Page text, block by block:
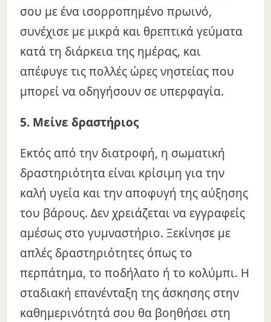
σου με ένα ισορροπημένο πρωινό,
συνέχισε με μικρά και θρεπτικά γεύματα
κατά τη διάρκεια της ημέρας, και
απέφυγε τις πολλές ώρες νηστείας που
μπορεί να οδηγήσουν σε υπερφαγία.
5. Μείνε δραστήριος
Εκτός από την διατροφή, η σωματική
δραστηριότητα είναι κρίσιμη για την
καλή υγεία και την αποφυγή της αύξησης
του βάρους. Δεν χρειάζεται να εγγραφείς
αμέσως στο γυμναστήριο. Ξεκίνησε με
απλές δραστηριότητες όπως το
περπάτημα, το ποδήλατο ή το κολύμπι. Η
σταδιακή επανένταξη της άσκησης στην
καθημερινότητά σου θα βοηθήσει στη